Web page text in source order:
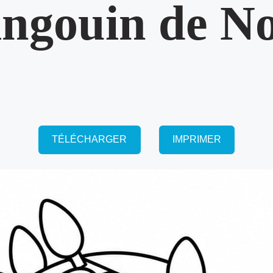
de
TÉLÉCHARGER IMPRIMER